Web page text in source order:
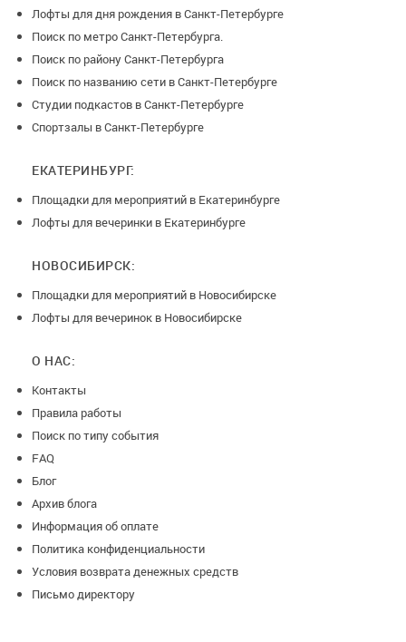
Лофты для дня рождения в Санкт-Петербурге
Поиск по метро Санкт-Петербурга.
Поиск по району Санкт-Петербурга
Поиск по названию сети в Санкт-Петербурге
Студии подкастов в Санкт-Петербурге
Спортзалы в Санкт-Петербурге
ЕКАТЕРИНБУРГ:
Площадки для мероприятий в Екатеринбурге
Лофты для вечеринки в Екатеринбурге
НОВОСИБИРСК:
Площадки для мероприятий в Новосибирске
Лофты для вечеринок в Новосибирске
О НАС:
Контакты
Правила работы
Поиск по типу события
FAQ
Блог
Архив блога
Информация об оплате
Политика конфиденциальности
Условия возврата денежных средств
Письмо директору